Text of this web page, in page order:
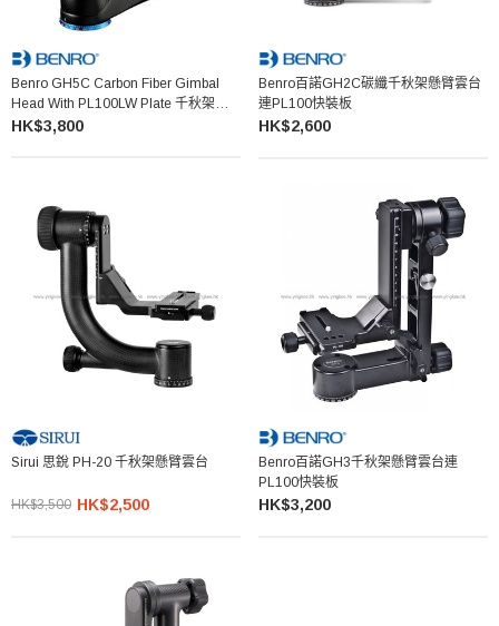
Benro GH5C Carbon Fiber Gimbal
Head With PL100LW Plate 千秋架懸
臂雲台
HK$3,800
Benro百諾GH2C碳纖千秋架懸臂雲台
連PL100快裝板
HK$2,600
Sirui 思銳 PH-20 千秋架懸臂雲台
HK$3,500 HK$2,500
Benro百諾GH3千秋架懸臂雲台連
PL100快裝板
HK$3,200